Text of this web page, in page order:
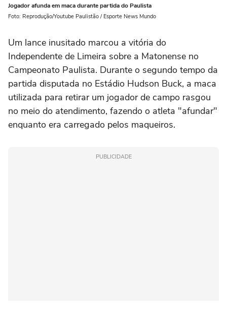
Jogador afunda em maca durante partida do Paulista
Foto: Reprodução/Youtube Paulistão / Esporte News Mundo
Um lance inusitado marcou a vitória do
Independente de Limeira sobre a Matonense no
Campeonato Paulista. Durante o segundo tempo da
partida disputada no Estádio Hudson Buck, a maca
utilizada para retirar um jogador de campo rasgou
no meio do atendimento, fazendo o atleta "afundar"
enquanto era carregado pelos maqueiros.
PUBLICIDADE